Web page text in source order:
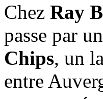
Chez Ray
passe par
Chips, un
entre